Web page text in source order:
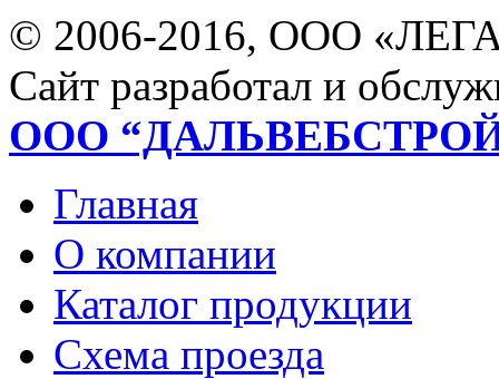
© 2006-2016, ООО
Сайт разработал и
ООО
Главная
О компании
Каталог продукции
Схема проезда